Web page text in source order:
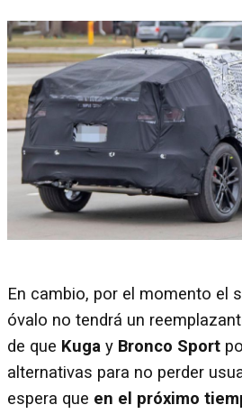
En cambio, por el momento el
óvalo no tendrá un
de que Kuga y Bronco Sport
alternativas para no perder
espera que en el próximo